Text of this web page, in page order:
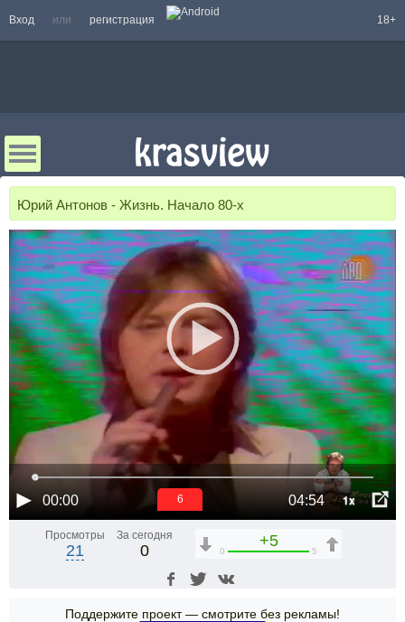
Вход или регистрация 18+
Юрий Антонов - Жизнь. Начало 80-х
00:00 04:54 1x
6
Просмотры
21
За сегодня
0
+5
0 5
Поддержите проект — смотрите без рекламы!